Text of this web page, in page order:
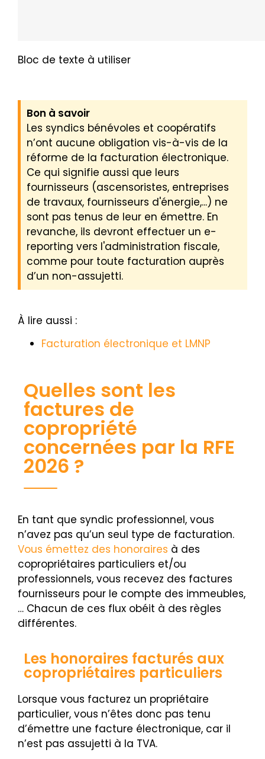
Bloc de texte à utiliser
Bon à savoir
Les syndics bénévoles et coopératifs
n’ont aucune obligation vis-à-vis de la
réforme de la facturation électronique.
Ce qui signifie aussi que leurs
fournisseurs (ascensoristes, entreprises
de travaux, fournisseurs d'énergie,...) ne
sont pas tenus de leur en émettre. En
revanche, ils devront effectuer un e-
reporting vers l'administration fiscale,
comme pour toute facturation auprès
d’un non-assujetti.
À lire aussi :
Facturation électronique et LMNP
Quelles sont les
factures de
copropriété
concernées par la RFE
2026 ?
En tant que syndic professionnel, vous
n’avez pas qu’un seul type de facturation.
Vous émettez des honoraires à des
copropriétaires particuliers et/ou
professionnels, vous recevez des factures
fournisseurs pour le compte des immeubles,
… Chacun de ces flux obéit à des règles
différentes.
Les honoraires facturés aux
copropriétaires particuliers
Lorsque vous facturez un propriétaire
particulier, vous n’êtes donc pas tenu
d’émettre une facture électronique, car il
n’est pas assujetti à la TVA.